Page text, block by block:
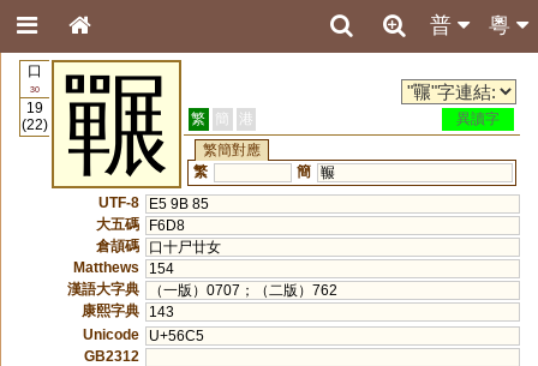
粵
普
口
30
19
(22)
囅 繁 簡 港
異讀字
繁簡對應
繁
簡 冁
UTF-8
E5 9B 85
大五碼
F6D8
倉頡碼
口十尸廿女
Matthews
154
漢語大字典
（一版）0707；（二版）762
康熙字典
143
Unicode
U+56C5
GB2312